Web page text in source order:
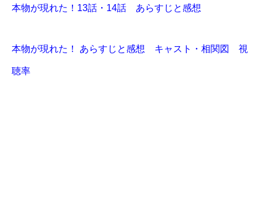
本物が現れた！13話・14話 あらすじと感想
本物が現れた！ あらすじと感想 キャスト・相関図 視
聴率